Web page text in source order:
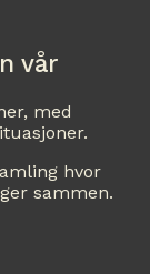
vår
med
hvor
sammen.